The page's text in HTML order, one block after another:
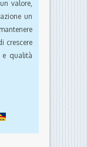
valore,
un
crescere
qualità